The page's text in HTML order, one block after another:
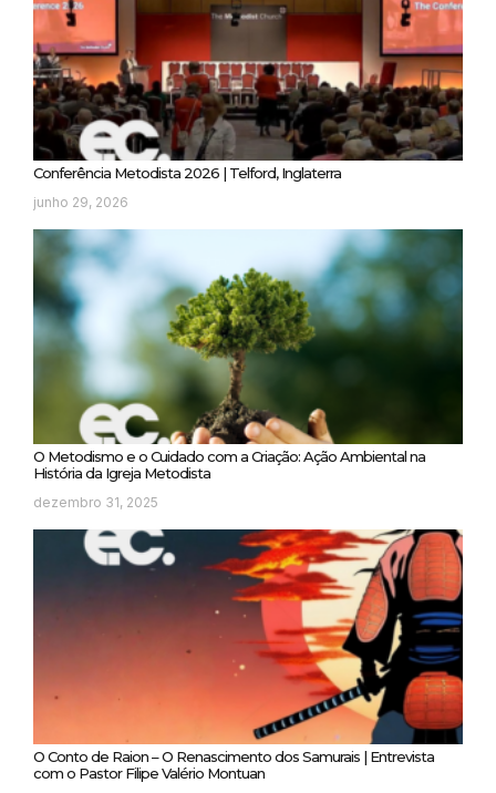
Conferência Metodista 2026 | Telford, Inglaterra
junho 29, 2026
O Metodismo e o Cuidado com a Criação: Ação Ambiental na
História da Igreja Metodista
dezembro 31, 2025
O Conto de Raion – O Renascimento dos Samurais | Entrevista
com o Pastor Filipe Valério Montuan